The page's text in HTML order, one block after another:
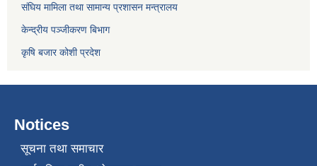
संघिय मामिला तथा सामान्य प्रशासन मन्त्रालय
केन्द्रीय पञ्जीकरण बिभाग
कृषि बजार कोशी प्रदेश
Notices
सूचना तथा समाचार